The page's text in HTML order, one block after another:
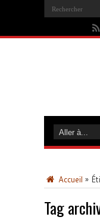
Accueil »
Tag